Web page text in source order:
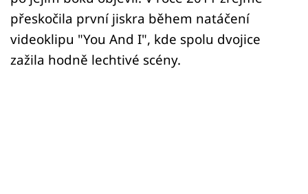
přeskočila první jiskra během natáčení
videoklipu "You And I", kde spolu dvojice
zažila hodně lechtivé scény.